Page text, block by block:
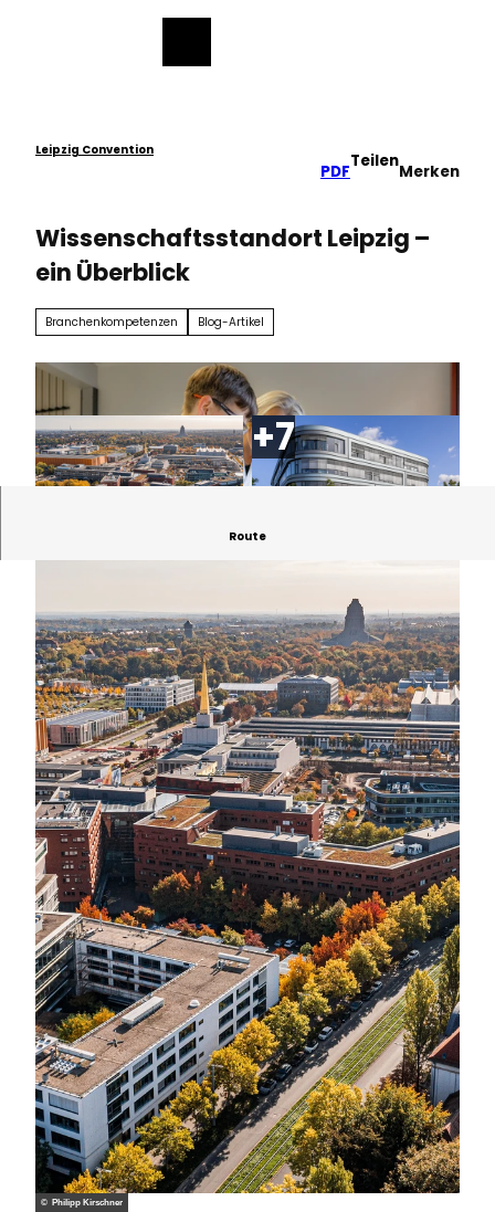
Leipzig Convention
PDF
Teilen
Merken
Wissenschaftsstandort Leipzig –
ein Überblick
Branchenkompetenzen Blog-Artikel
© Philipp Kirschner | KI-optimiert
Route
© Philipp Kirschner